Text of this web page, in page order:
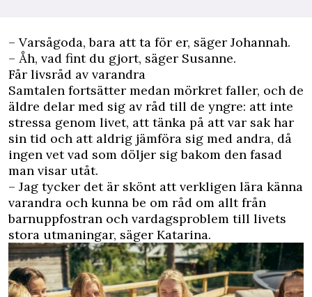
– Varsågoda, bara att ta för er, säger Johannah.
– Åh, vad fint du gjort, säger Susanne.
Får livsråd av varandra
Samtalen fortsätter medan mörkret faller, och de
äldre delar med sig av råd till de yngre: att inte
stressa genom livet, att tänka på att var sak har
sin tid och att aldrig jämföra sig med andra, då
ingen vet vad som döljer sig bakom den fasad
man visar utåt.
– Jag tycker det är skönt att verkligen lära känna
varandra och kunna be om råd om allt från
barnuppfostran och vardagsproblem till livets
stora utmaningar, säger Katarina.